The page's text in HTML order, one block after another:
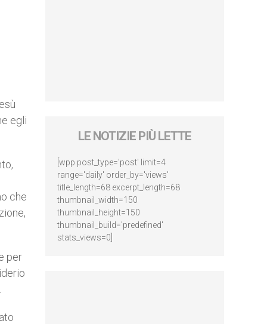
egli
che
per
LE NOTIZIE PIÙ LETTE
[wpp post_type='post' limit=4
range='daily' order_by='views'
title_length=68 excerpt_length=68
thumbnail_width=150
thumbnail_height=150
thumbnail_build='predefined'
stats_views=0]